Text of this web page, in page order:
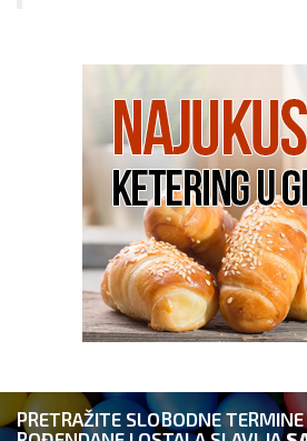
ROĐENDANE I OSTALA SLAVLJA
KLIKOM I TO BEZ ODLASKA U
ROĐENDAONICE!